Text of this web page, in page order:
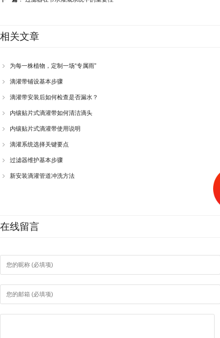
相关文章
为每一株植物，定制一场“专属雨”
滴灌带铺设基本步骤
滴灌带安装后如何检查是否漏水？
内镶贴片式滴灌带如何清洁滴头
内镶贴片式滴灌带使用说明
滴灌系统选择关键要点
过滤器维护基本步骤
新安装滴灌管道冲洗方法
在线留言